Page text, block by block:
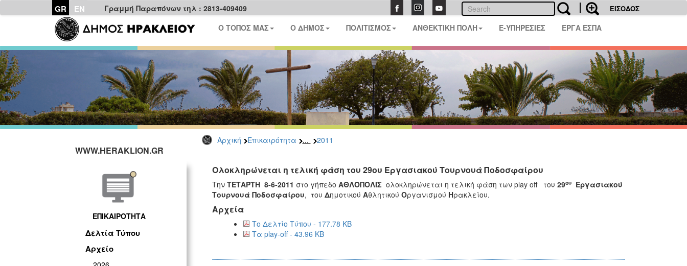
GR EN Γραμμή Παραπόνων τηλ : 2813-409409 ΕΙΣΟΔΟΣ
Ο ΤΟΠΟΣ ΜΑΣ Ο ΔΗΜΟΣ ΠΟΛΙΤΙΣΜΟΣ ΑΝΘΕΚΤΙΚΗ ΠΟΛΗ E-ΥΠΗΡΕΣΙΕΣ ΕΡΓΑ ΕΣΠΑ
Αρχική Επικαιρότητα ... 2011
WWW.HERAKLION.GR
ΕΠΙΚΑΙΡΟΤΗΤΑ
Δελτία Τύπου
Αρχείο
Ολοκληρώνεται η τελική φάση του 29ου Εργασιακού Τουρνουά Ποδοσφαίρου
Την ΤΕΤΑΡΤΗ 8-6-2011 στο γήπεδο ΑΘΛΟΠΟΛΙΣ ολοκληρώνεται η τελική φάση των play off του 29ουΕργασιακού
Τουρνουά Ποδοσφαίρου, του Δημοτικού Αθλητικού Οργανισμού Ηρακλείου.
Αρχεία
Το Δελτίο Τύπου - 177.78 KB
Τα play-off - 43.96 KB